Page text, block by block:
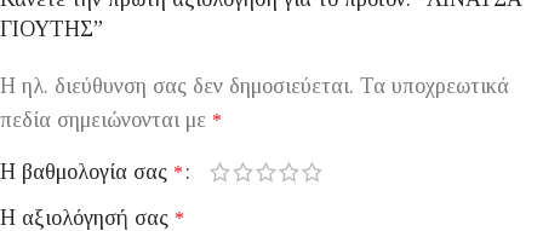
ΓΙΟΥΤΗΣ”
Η ηλ. διεύθυνση σας δεν δημοσιεύεται. Τα υποχρεωτικά
πεδία σημειώνονται με *
Η βαθμολογία σας *
Η αξιολόγησή σας *